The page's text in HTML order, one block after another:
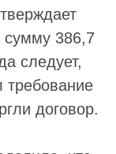
сумму 386,7
следует,
требование
договор.